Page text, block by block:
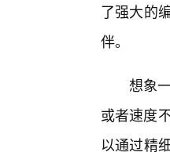
了强大的
伴。
想象
或者速度
以通过精